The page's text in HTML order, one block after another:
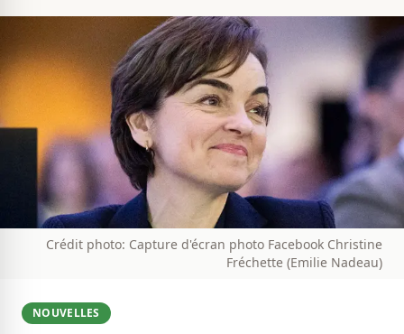
Crédit photo: Capture d'écran photo Facebook Christine
Fréchette (Emilie Nadeau)
NOUVELLES